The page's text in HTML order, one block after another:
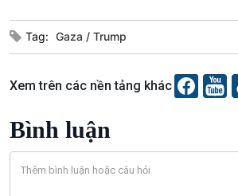
10 phút
Tag: Gaza Trump
Xem trên các nền tảng khác
Bình luận